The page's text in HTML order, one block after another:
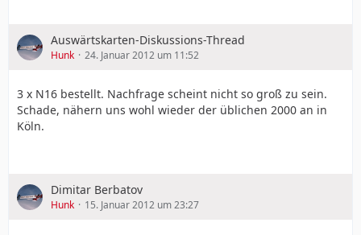
Auswärtskarten-Diskussions-Thread
Hunk 24. Januar 2012 um 11:52
3 x N16 bestellt. Nachfrage scheint nicht so groß zu sein.
Schade, nähern uns wohl wieder der üblichen 2000 an in
Köln.
Dimitar Berbatov
Hunk 15. Januar 2012 um 23:27